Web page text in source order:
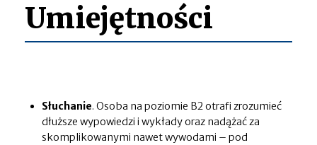
Umiejętności
Słuchanie. Osoba na poziomie B2 otrafi zrozumieć
dłuższe wypowiedzi i wykłady oraz nadążać za
skomplikowanymi nawet wywodami – pod